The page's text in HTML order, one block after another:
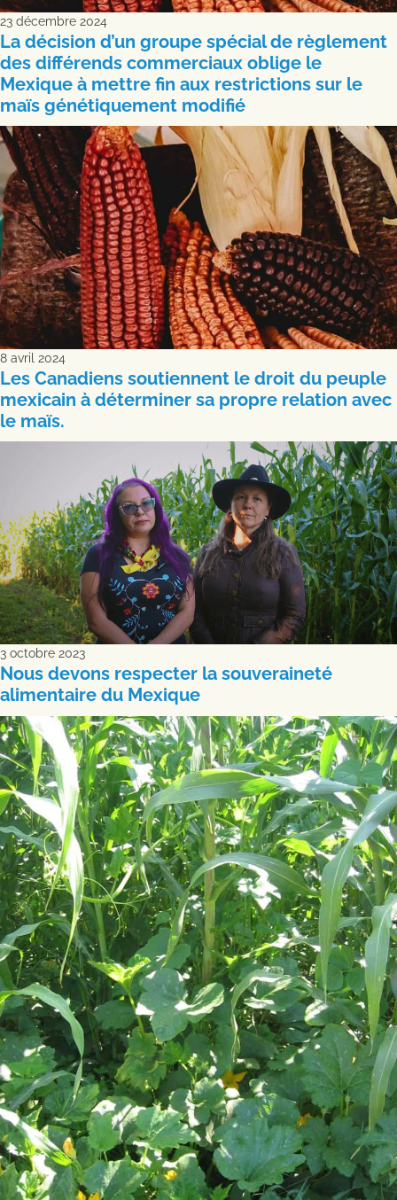
23 décembre 2024
La décision d’un groupe spécial de règlement
des différends commerciaux oblige le
Mexique à mettre fin aux restrictions sur le
maïs génétiquement modifié
8 avril 2024
Les Canadiens soutiennent le droit du peuple
mexicain à déterminer sa propre relation avec
le maïs.
3 octobre 2023
Nous devons respecter la souveraineté
alimentaire du Mexique